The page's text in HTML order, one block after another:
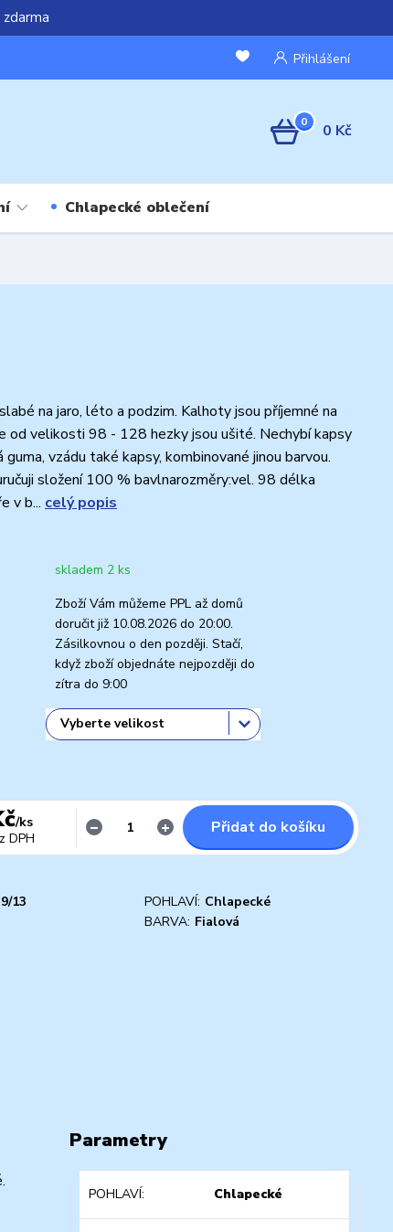
Přihlášení
0 0 Kč
Chlapecké oblečení
na jaro, léto a podzim. Kalhoty jsou příjemné na
od velikosti 98 - 128 hezky jsou ušité. Nechybí kapsy
guma, vzádu také kapsy, kombinované jinou barvou.
složení 100 % bavlnarozměry:vel. 98 délka
v b... celý popis
skladem 2 ks
Zboží Vám můžeme PPL až domů
doručit již 10.08.2026 do 20:00.
Zásilkovnou o den později. Stačí,
když zboží objednáte nejpozději do
zítra do 9:00
/ks
DPH
Přidat do košíku
13 POHLAVÍ: Chlapecké
BARVA: Fialová
Parametry
POHLAVÍ Chlapecké